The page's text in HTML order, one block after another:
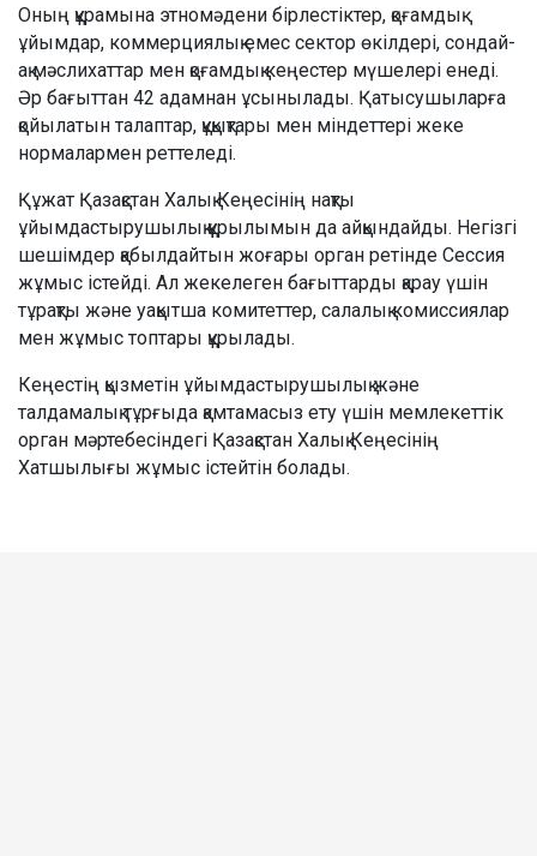
Оның құрамына этномәдени бірлестіктер, қоғамдық
ұйымдар, коммерциялық емес сектор өкілдері, сондай-
ақ мәслихаттар мен қоғамдық кеңестер мүшелері енеді.
Әр бағыттан 42 адамнан ұсынылады. Қатысушыларға
қойылатын талаптар, құқықтары мен міндеттері жеке
нормалармен реттеледі.
Құжат Қазақстан Халық Кеңесінің нақты
ұйымдастырушылық құрылымын да айқындайды. Негізгі
шешімдер қабылдайтын жоғары орган ретінде Сессия
жұмыс істейді. Ал жекелеген бағыттарды қарау үшін
тұрақты және уақытша комитеттер, салалық комиссиялар
мен жұмыс топтары құрылады.
Кеңестің қызметін ұйымдастырушылық және
талдамалық тұрғыда қамтамасыз ету үшін мемлекеттік
орган мәртебесіндегі Қазақстан Халық Кеңесінің
Хатшылығы жұмыс істейтін болады.